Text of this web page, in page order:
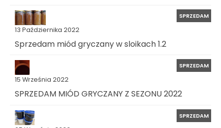
13 Października 2022
SPRZEDAM
Sprzedam miód gryczany w sloikach 1.2
15 Września 2022
SPRZEDAM
SPRZEDAM MIÓD GRYCZANY Z SEZONU 2022
SPRZEDAM